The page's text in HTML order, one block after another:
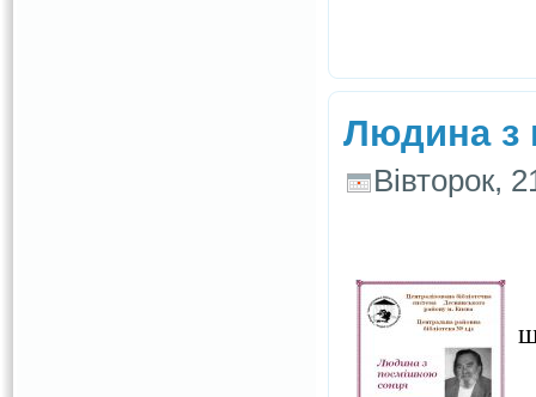
Людина з
Вівторок,